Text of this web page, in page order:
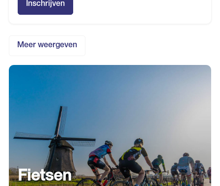
Inschrijven
Meer weergeven
Fietsen